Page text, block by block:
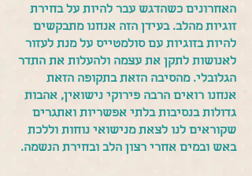
האחרונים כשהדגש עבר להיות על בחירת
זוגיות מהלב. בעידן הזה אנחנו מתבקשים
להיות בזוגיות עם סולמטייס על מנת לעזור
לאנושות לתקן את עצמה ולהעלות את התדר
הגלובלי. מהסיבה הזאת בתקופה הזאת
אנחנו רואים הרבה פירוקי נישואין, אהבות
גדולות בנסיבות בלתי אפשריות ואתגרים
שקוראים לנו לצאת מנישואי נוחות וללכת
באש ובמים אחרי רצון הלב ובחירת הנשמה.